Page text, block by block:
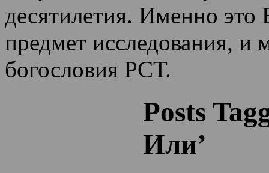
десятилетия. Именно это
предмет исследования, и
богословия РСТ.
Posts
Или’